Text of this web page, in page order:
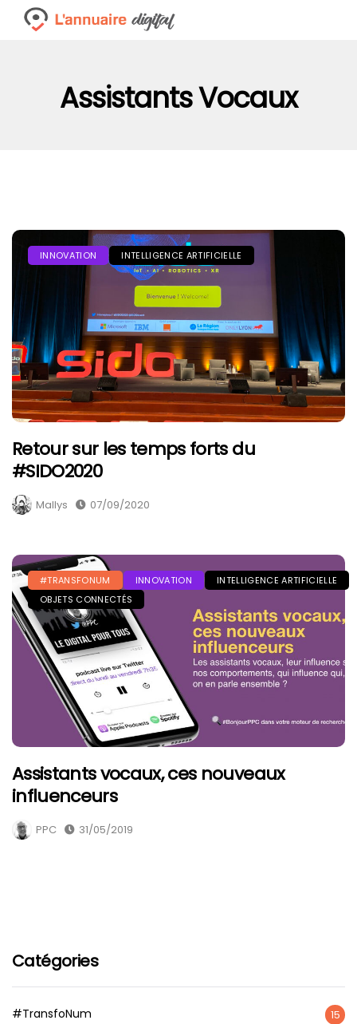
Assistants Vocaux
INNOVATION INTELLIGENCE ARTIFICIELLE
Retour sur les temps forts du
#SIDO2020
Mallys 07/09/2020
#TRANSFONUM INNOVATION
INTELLIGENCE ARTIFICIELLE
OBJETS CONNECTÉS
Assistants vocaux, ces nouveaux
influenceurs
PPC 31/05/2019
Catégories
#TransfoNum 15